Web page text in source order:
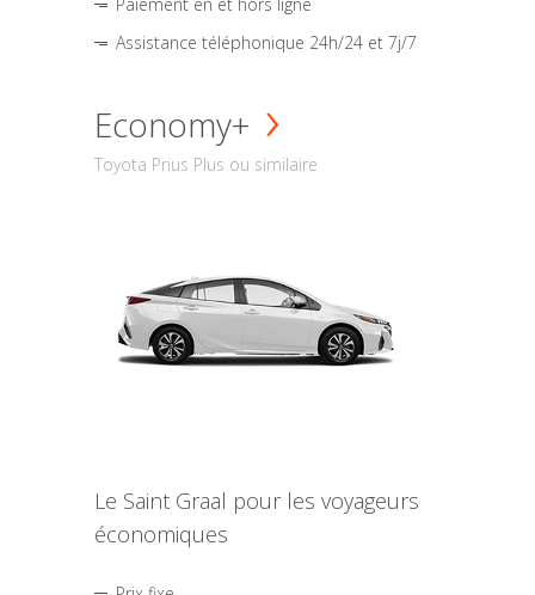
Assistance téléphonique 24h/24 et 7j/7
Economy+
Toyota Prius Plus ou similaire
Le Saint Graal pour les voyageurs
économiques